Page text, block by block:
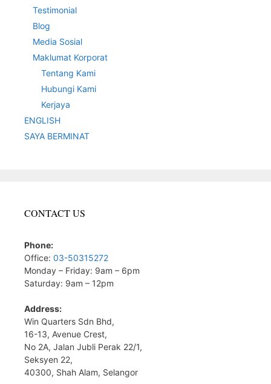
Testimonial
Blog
Media Sosial
Maklumat Korporat
Tentang Kami
Hubungi Kami
Kerjaya
ENGLISH
SAYA BERMINAT
CONTACT US
Phone:
Office: 03-50315272
Monday – Friday: 9am – 6pm
Saturday: 9am – 12pm
Address:
Win Quarters Sdn Bhd,
16-13, Avenue Crest,
No 2A, Jalan Jubli Perak 22/1,
Seksyen 22,
40300, Shah Alam, Selangor